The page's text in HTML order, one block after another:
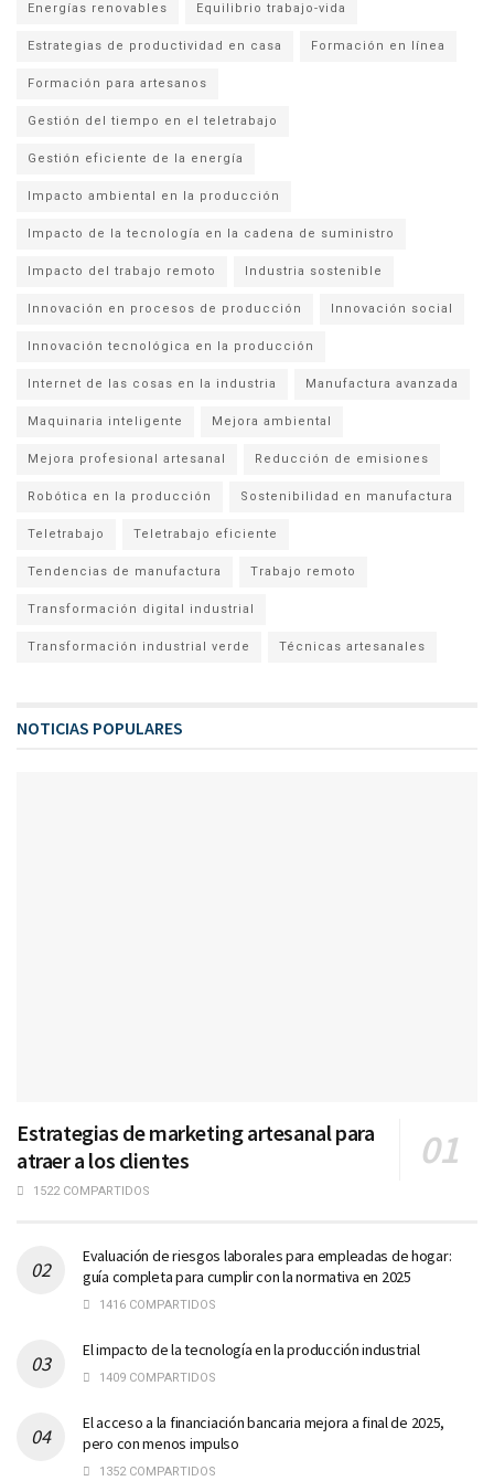
Energías renovables Equilibrio trabajo-vida
Estrategias de productividad en casa Formación en línea
Formación para artesanos
Gestión del tiempo en el teletrabajo
Gestión eficiente de la energía
Impacto ambiental en la producción
Impacto de la tecnología en la cadena de suministro
Impacto del trabajo remoto Industria sostenible
Innovación en procesos de producción Innovación social
Innovación tecnológica en la producción
Internet de las cosas en la industria Manufactura avanzada
Maquinaria inteligente Mejora ambiental
Mejora profesional artesanal Reducción de emisiones
Robótica en la producción Sostenibilidad en manufactura
Teletrabajo Teletrabajo eficiente
Tendencias de manufactura Trabajo remoto
Transformación digital industrial
Transformación industrial verde Técnicas artesanales
NOTICIAS POPULARES
Estrategias de marketing artesanal para
atraer a los clientes
1522 COMPARTIDOS
Evaluación de riesgos laborales para empleadas de hogar:
guía completa para cumplir con la normativa en 2025
1416 COMPARTIDOS
El impacto de la tecnología en la producción industrial
1409 COMPARTIDOS
El acceso a la financiación bancaria mejora a final de 2025,
pero con menos impulso
1352 COMPARTIDOS